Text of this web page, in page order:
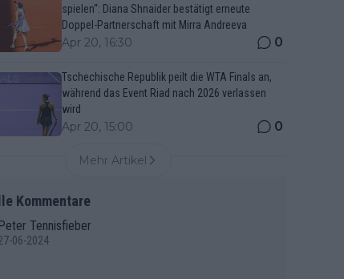
spielen“: Diana Shnaider bestätigt erneute
Doppel-Partnerschaft mit Mirra Andreeva
Apr 20, 16:30 0
Tschechische Republik peilt die WTA Finals an,
während das Event Riad nach 2026 verlassen
wird
Apr 20, 15:00 0
Mehr Artikel
Kommentare
Peter Tennisfieber
06-2024